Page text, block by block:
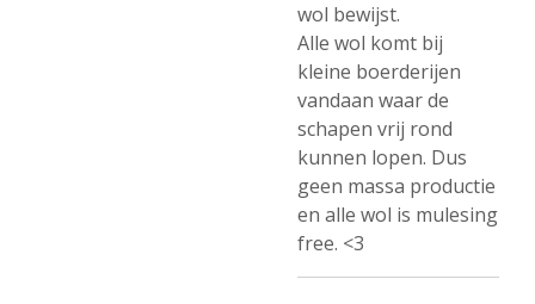
wol bewijst.
Alle wol komt bij
kleine boerderijen
vandaan waar de
schapen vrij rond
kunnen lopen. Dus
geen massa productie
en alle wol is mulesing
free. <3